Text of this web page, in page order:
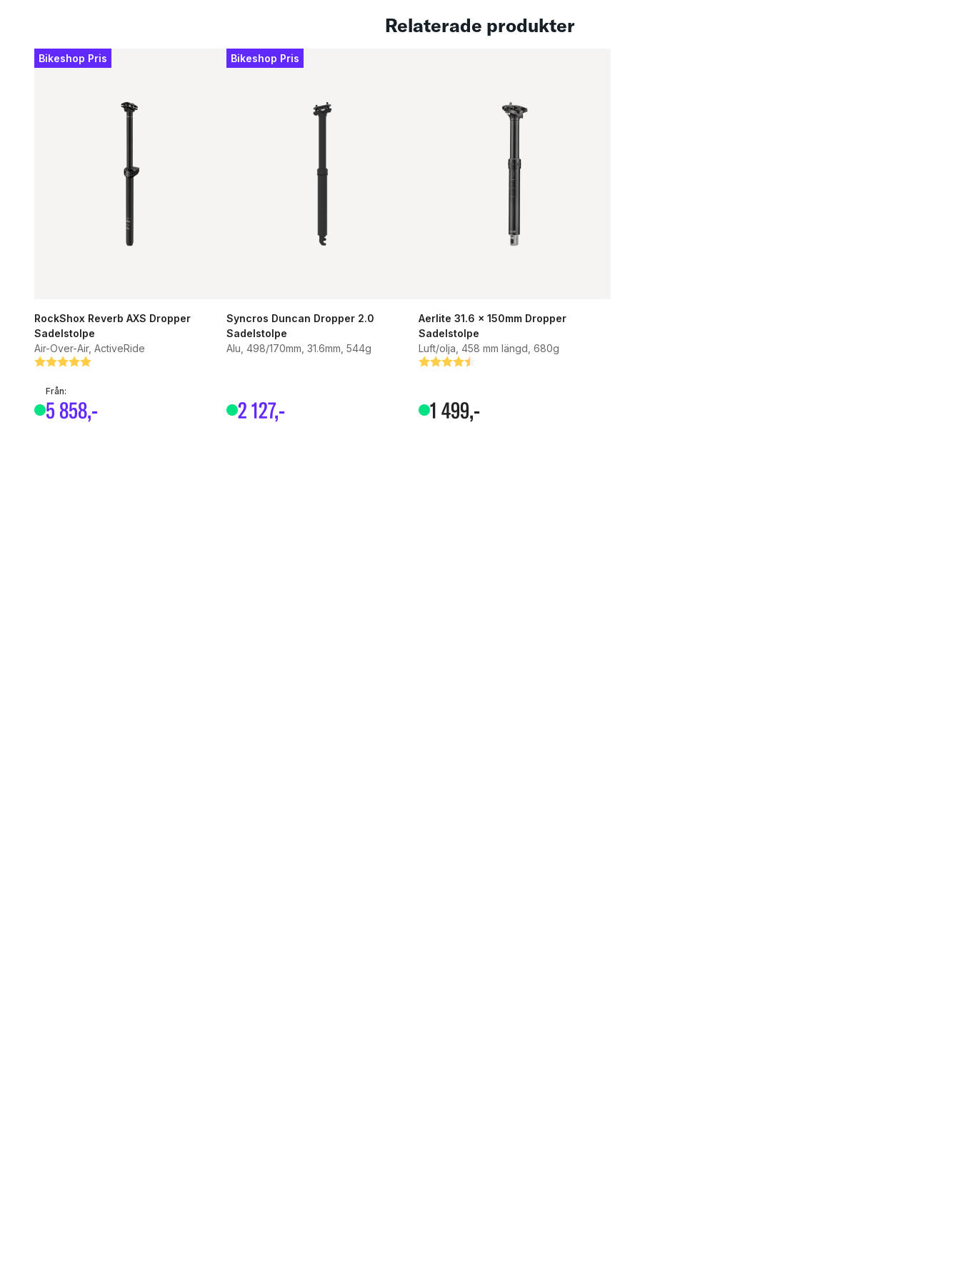
Relaterade produkter
Bikeshop Pris
RockShox Reverb AXS Dropper
Sadelstolpe
Air-Over-Air, ActiveRide
Betyg:
5.0 utav 5 stjärnor
5 858,-
Från:
Bikeshop Pris
Syncros Duncan Dropper 2.0
Sadelstolpe
Alu, 498/170mm, 31.6mm, 544g
2127,-
Aerlite 31.6 x 150mm Dropper
Sadelstolpe
Luft/olja, 458 mm längd, 680g
Betyg:
4.7 utav 5 stjärnor
1 499,-